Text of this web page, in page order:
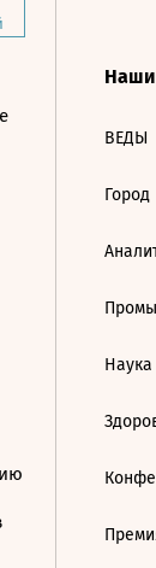
ВЕДЫ
Город
Наука